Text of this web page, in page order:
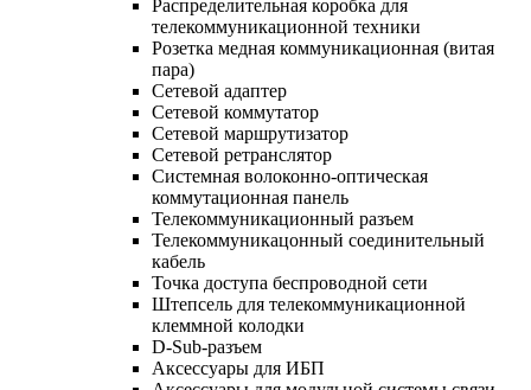
Распределительная коробка для
телекоммуникационной техники
Розетка медная коммуникационная (витая
пара)
Сетевой адаптер
Сетевой коммутатор
Сетевой маршрутизатор
Сетевой ретранслятор
Системная волоконно-оптическая
коммутационная панель
Телекоммуникационный разъем
Телекоммуникацонный соединительный
кабель
Точка доступа беспроводной сети
Штепсель для телекоммуникационной
клеммной колодки
D-Sub-разъем
Аксессуары для ИБП